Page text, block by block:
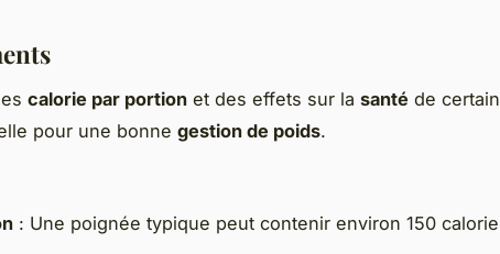
calorie par portion et des effets sur la santé de
pour une bonne gestion de poids.
: Une poignée typique peut contenir environ 150